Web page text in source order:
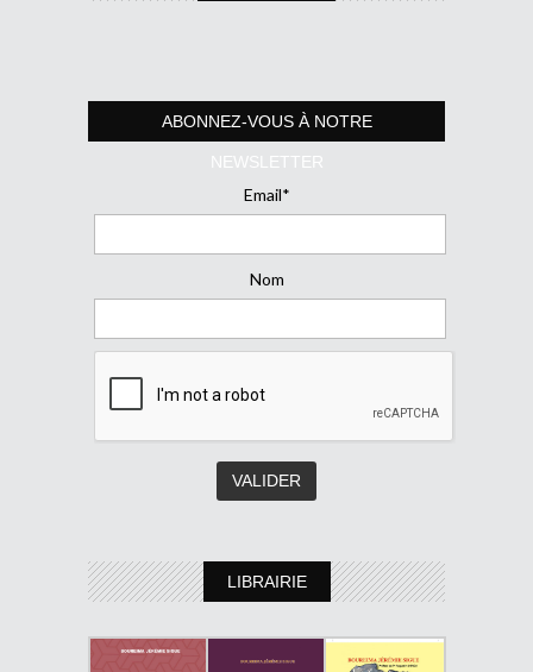
ABONNEZ-VOUS À NOTRE
NEWSLETTER
Email*
Nom
LIBRAIRIE